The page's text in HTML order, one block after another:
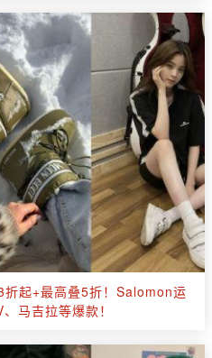
起+最高叠5折！Salomon运
马吉拉等爆款！